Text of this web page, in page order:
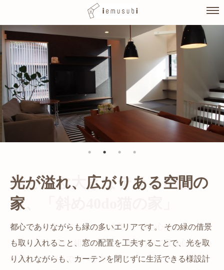
Skip
to
content
猫と暮らす家です。 人も心地良い、猫も心地よいをテー
マに、設計に取り組みました。 敷地の中で最も心地よい
場所を、猫が外で遊べる大きなテラスとし、そのテラス
光が溢れ、広がりある空間の
家
都心でありながらも緑の多いエリアです。 その緑の借景
も取り入れること、窓の配置を工夫することで、光を取
り入れながらも、カーテンを閉じずに生活できる様設計
自然の中の岩山を切り開いて造った、ワイルドなゲスト
ハウスをイメージした空間が広がる都市型住宅です。
かつての機織り工場が、その趣を残しつつ孫世帯の住居
へと蘇りました。